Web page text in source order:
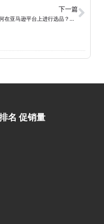
下一篇
如何在亚马逊平台上进行选品？亚马逊选品注意事项有哪些？
名 促销量​